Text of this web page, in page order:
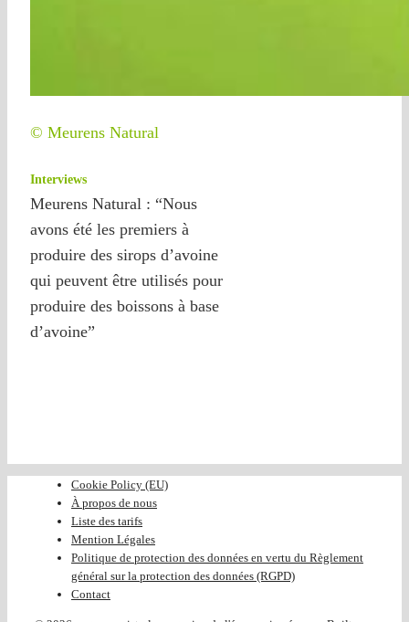
© Meurens Natural
Interviews
Meurens Natural : “Nous
avons été les premiers à
produire des sirops d’avoine
qui peuvent être utilisés pour
produire des boissons à base
d’avoine”
Cookie Policy (EU)
À propos de nous
Liste des tarifs
Mention Légales
Politique de protection des données en vertu du Règlement
général sur la protection des données (RGPD)
Contact